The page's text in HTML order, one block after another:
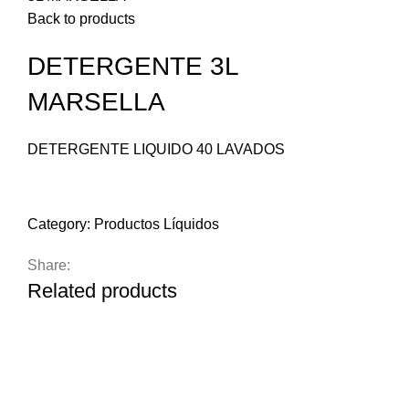
Back to products
DETERGENTE 3L
MARSELLA
DETERGENTE LIQUIDO 40 LAVADOS
Category: Productos Líquidos
Share:
Related products